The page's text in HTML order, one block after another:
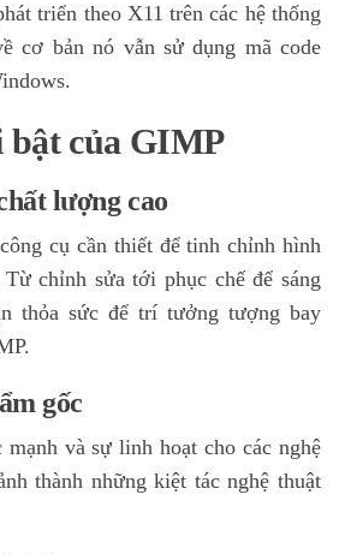
triển theo X11 trên các hệ thống
cơ bản nó vẫn sử dụng mã code
.
bật của GIMP
lượng cao
cụ cần thiết để tinh chỉnh hình
chỉnh sửa tới phục chế để sáng
thỏa sức để trí tưởng tượng bay
gốc
mạnh và sự linh hoạt cho các nghệ
thành những kiệt tác nghệ thuật